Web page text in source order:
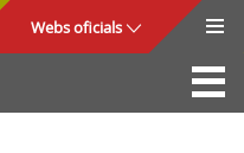
Webs oficials
La Seu